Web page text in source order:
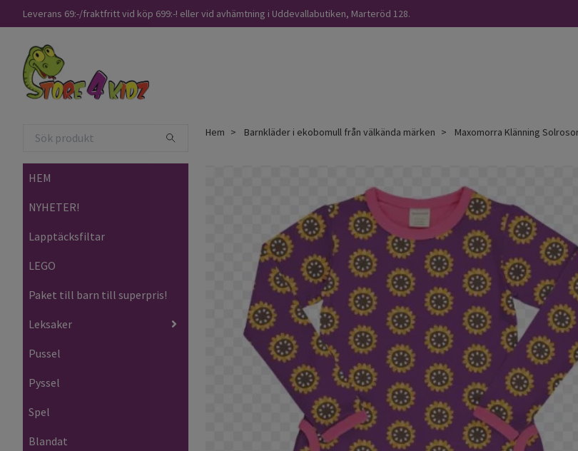
Leverans 69:-/fraktfritt vid köp 699:-! eller vid avhämtning i Uddevallabutiken, Marteröd 128.
HEM
NYHETER!
Lapptäcksfiltar
LEGO
Paket till barn till superpris!
Leksaker
Pussel
Pyssel
Spel
Blandat
Hem Barnkläder i ekobomull från välkända märken Maxomorra Klänning